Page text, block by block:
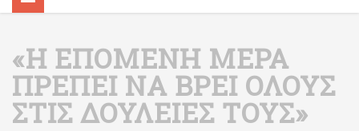
«Η ΕΠΌΜΕΝΗ ΜΈΡΑ
ΠΡΈΠΕΙ ΝΑ ΒΡΕΙ ΌΛΟΥΣ
ΣΤΙΣ ΔΟΥΛΕΙΈΣ ΤΟΥΣ»